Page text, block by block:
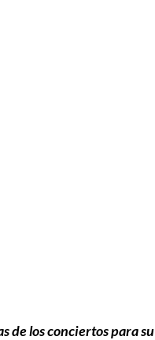
de los conciertos para su